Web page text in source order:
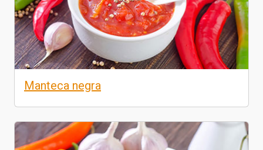
Manteca negra